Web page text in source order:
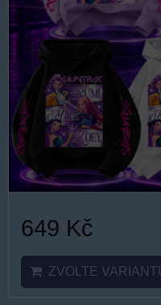
649 Kč
ZVOLTE